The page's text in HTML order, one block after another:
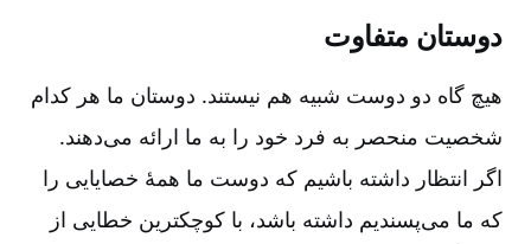
دوستان متفاوت‌
هیچ گاه دو دوست شبیه هم نیستند. دوستان ما هر کدام
شخصیت منحصر به فرد خود را به ما ارائه می‌دهند.
اگر انتظار داشته باشیم که دوست ما همۀ خصایایی را
که ما می‌پسندیم داشته باشد، با کوچکترین خطایی از